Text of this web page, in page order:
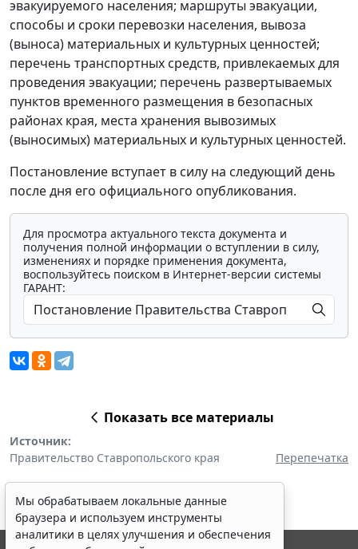
эвакуируемого населения; маршруты эвакуации,
способы и сроки перевозки населения, вывоза
(выноса) материальных и культурных ценностей;
перечень транспортных средств, привлекаемых для
проведения эвакуации; перечень развертываемых
пунктов временного размещения в безопасных
районах края, места хранения вывозимых
(выносимых) материальных и культурных ценностей.
Постановление вступает в силу на следующий день
после дня его официального опубликования.
Для просмотра актуального текста документа и
получения полной информации о вступлении в силу,
изменениях и порядке применения документа,
воспользуйтесь поиском в Интернет-версии системы
ГАРАНТ:
Показать все материалы
Источник:
Правительство Ставропольского края
Перепечатка
Мы обрабатываем локальные данные
браузера и используем инструменты
аналитики в целях улучшения и обеспечения